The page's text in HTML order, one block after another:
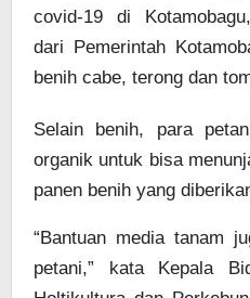
covid-19 di
dari Pemerintah
benih cabe, terong dan
Selain benih, para
organik untuk bisa
panen benih yang
“Bantuan media tanam
petani,” kata Kepala